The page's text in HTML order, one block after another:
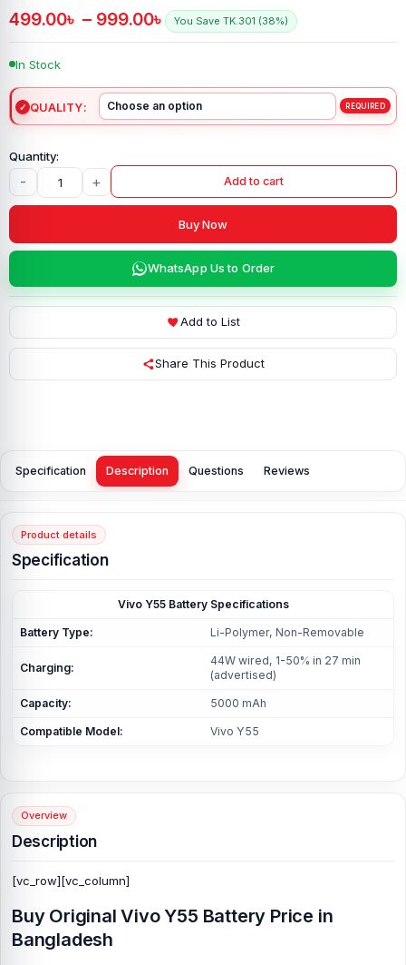
499.00৳ – 999.00৳ You Save TK.301 (38%)
In Stock
QUALITY
- + Add to cart
Buy Now
WhatsApp Us to Order
Add to List
Share This Product
Specification Description Questions Reviews
Product details
Specification
Vivo Y55 Battery Specifications
Battery Type: Li-Polymer, Non-Removable
Charging:
44W wired, 1-50% in 27 min
(advertised)
Capacity: 5000 mAh
Compatible Model: Vivo Y55
Overview
Description
[vc_row][vc_column]
Buy Original Vivo Y55 Battery Price in
Bangladesh